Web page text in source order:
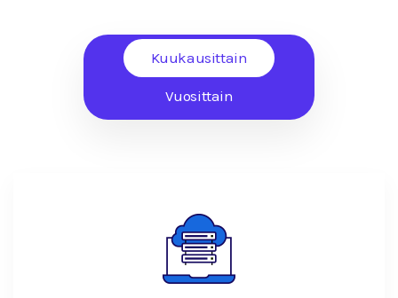
Kuukausittain
Vuosittain